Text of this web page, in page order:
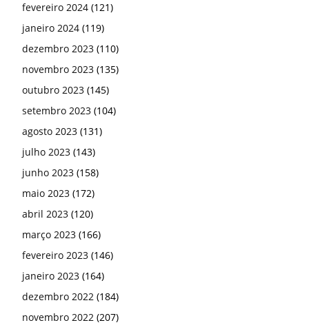
fevereiro 2024 (121)
janeiro 2024 (119)
dezembro 2023 (110)
novembro 2023 (135)
outubro 2023 (145)
setembro 2023 (104)
agosto 2023 (131)
julho 2023 (143)
junho 2023 (158)
maio 2023 (172)
abril 2023 (120)
março 2023 (166)
fevereiro 2023 (146)
janeiro 2023 (164)
dezembro 2022 (184)
novembro 2022 (207)